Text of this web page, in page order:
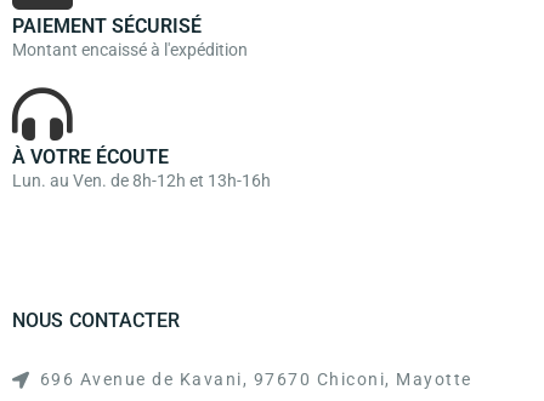
PAIEMENT SÉCURISÉ
Montant encaissé à l'expédition
À VOTRE ÉCOUTE
Lun. au Ven. de 8h-12h et 13h-16h
NOUS CONTACTER
696 Avenue de Kavani, 97670 Chiconi, Mayotte